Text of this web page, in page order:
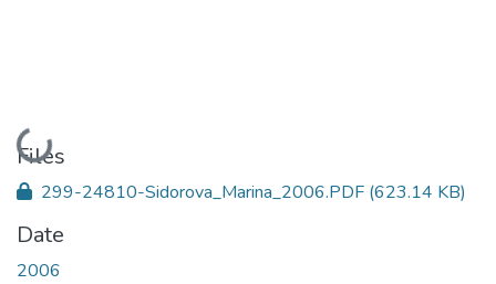
Loading...
Files
299-24810-Sidorova_Marina_2006.PDF (623.14 KB)
Date
2006